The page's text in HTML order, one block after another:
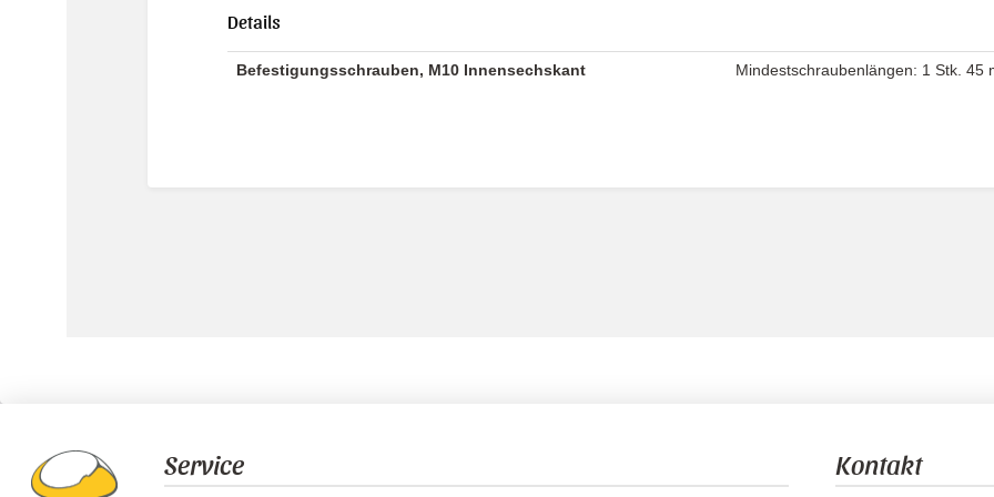
Details
Befestigungsschrauben, M10 Innensechskant Mindestschraubenlängen: 1 Stk. 45
Service Kontakt